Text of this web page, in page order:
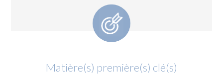
Matière(s) première(s) clé(s)